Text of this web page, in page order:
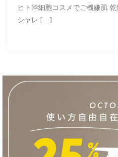
ヒト幹細胞コスメでご機嫌肌
シャレ […]